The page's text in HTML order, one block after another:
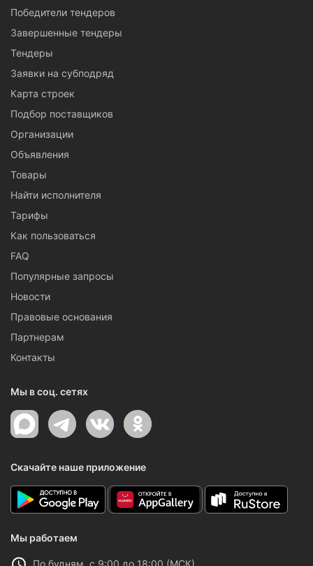
Победители тендеров
Завершенные тендеры
Тендеры
Заявки на субподряд
Карта строек
Подбор поставщиков
Организации
Объявления
Товары
Найти исполнителя
Тарифы
Как пользоваться
FAQ
Популярные запросы
Новости
Правовые основания
Партнерам
Контакты
Мы в соц. сетях
Скачайте наше приложение
Мы работаем
По будням, с 9:00 до 18:00 (МСК)